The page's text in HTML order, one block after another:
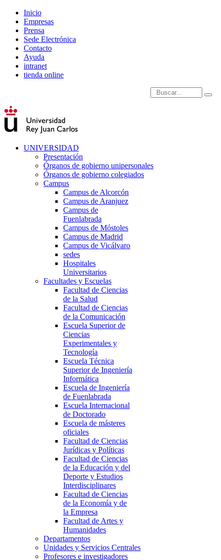
Inicio
Empresas
Prensa
Sede Electrónica
Contacto
Ayuda
intranet
tienda online
Introduce términos de
UNIVERSIDAD
Presentación
Órganos de gobierno unipersonales
Órganos de gobierno colegiados
Campus
Campus de Alcorcón
Campus de Aranjuez
Campus de
Fuenlabrada
Campus de Móstoles
Campus de Madrid
Campus de Vicálvaro
sedes
Hospitales
Universitarios
Facultades y Escuelas
Facultad de Ciencias
de la Salud
Facultad de Ciencias
de la Comunicación
Escuela Superior de
Ciencias
Experimentales y
Tecnología
Escuela Técnica
Superior de Ingeniería
Informática
Escuela de Ingeniería
de Fuenlabrada
Escuela Internacional
de Doctorado
Escuela de másteres
oficiales
Facultad de Ciencias
Jurídicas y Políticas
Facultad de Ciencias
de la Educación y del
Deporte y Estudios
Interdisciplinares
Facultad de Ciencias
de la Economía y de
la Empresa
Facultad de Artes y
Humanidades
Departamentos
Unidades y Servicios Centrales
Profesores e investigadores